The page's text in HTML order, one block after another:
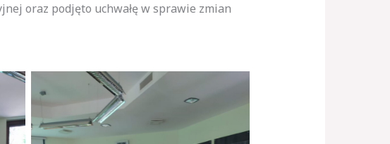
oraz podjęto uchwałę w sprawie zmian